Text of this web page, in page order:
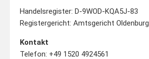
Handelsregister: D-9WOD-KQA5J-83
Registergericht: Amtsgericht Oldenburg
Kontakt
Telefon: +49 1520 4924561